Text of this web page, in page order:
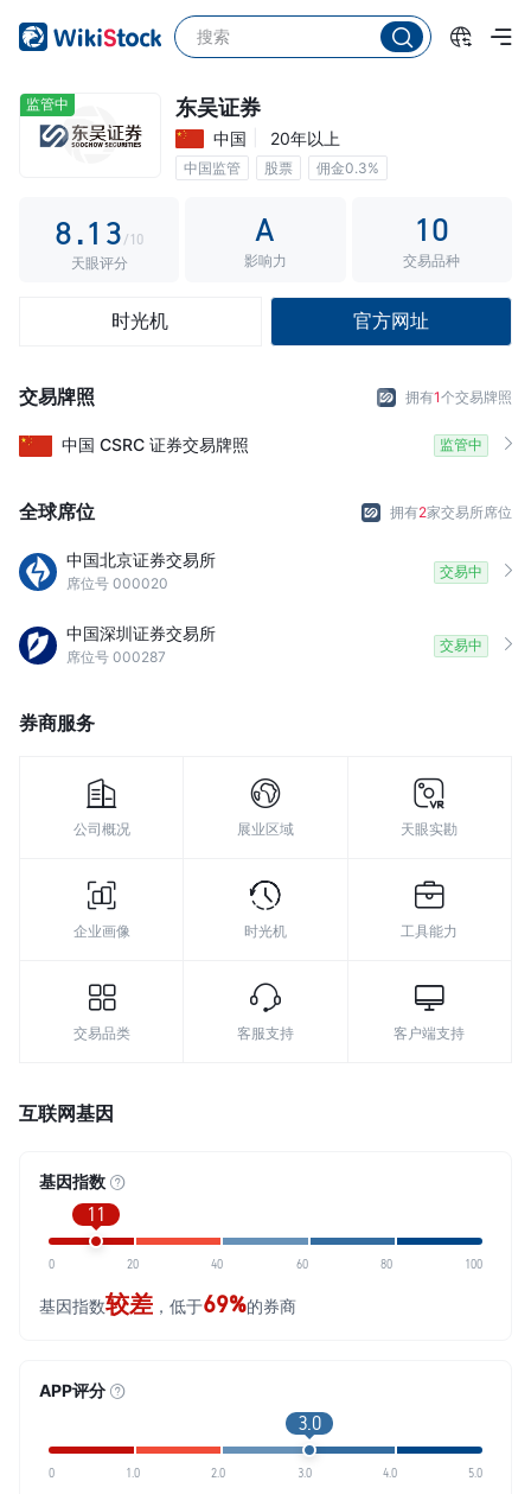
监管中 东吴证券
中国 20年以上
中国监管 股票 佣金0.3%
3
5
6
8
9
.1
2
5
6
8
9
1
3
4
5
8
/10
天眼评分
A
影响力
10
交易品种
时光机 官方网址
交易牌照 拥有1个交易牌照
中国 CSRC 证券交易牌照 监管中
全球席位 拥有2家交易所席位
中国北京证券交易所
席位号 000020
交易中
中国深圳证券交易所
席位号 000287
交易中
券商服务
公司概况 展业区域 天眼实勘
企业画像 时光机 工具能力
交易品类 客服支持 客户端支持
互联网基因
基因指数
11
0 20 40 60 80 100
基因指数较差 ，低于69%的券商
APP评分
3.0
0 1.0 2.0 3.0 4.0 5.0